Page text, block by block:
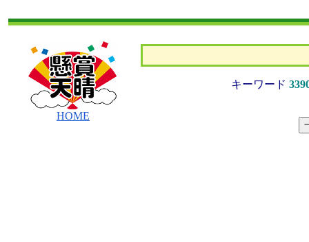
HOME
キーワード